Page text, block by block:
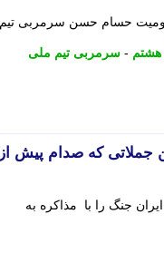
حسام حسن سرمربی تیم
- سرمربی تیم ملی
آخرین جملاتی که صدام پیش از
ایران تحمیل کرد؛ ایران جنگ را با مذاکره به